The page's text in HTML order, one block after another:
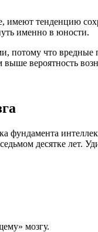
тенденцию
именно в юности.
потому что
вероятность
фундамента
десятке
мозгу.